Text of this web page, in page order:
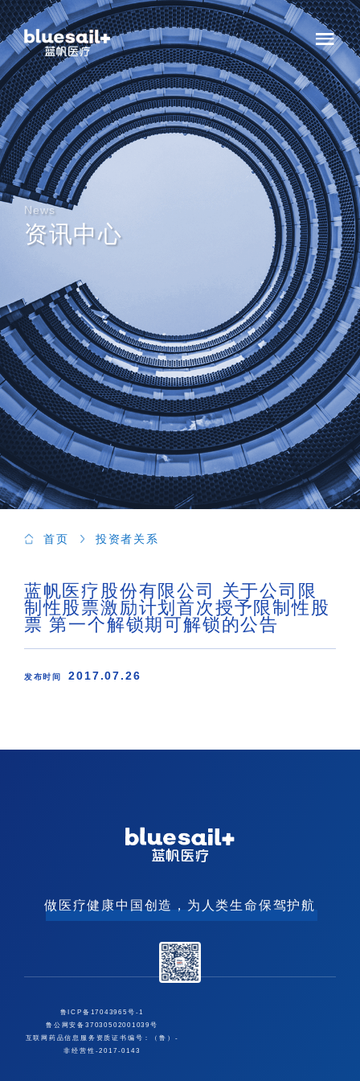
News
资讯中心
首页 投资者关系
蓝帆医疗股份有限公司 关于公司限
制性股票激励计划首次授予限制性股
票 第一个解锁期可解锁的公告
发布时间 2017.07.26
做医疗健康中国创造，为人类生命保驾护航
鲁ICP备17043965号-1
鲁公网安备37030502001039号
互联网药品信息服务资质证书编号：（鲁）-
非经营性-2017-0143